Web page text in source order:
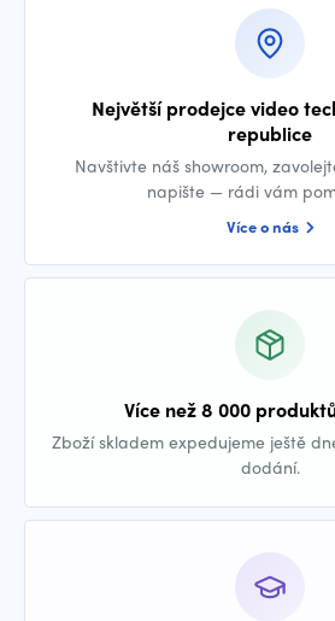
Největší prodejce video
republice
Navštivte náš showroom,
napište — rádi vám
Více o nás
Více než 8 000
Zboží skladem expedujeme ještě
dodání.